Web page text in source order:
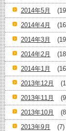
2014年5月
2014年4月
2014年3月
2014年2月
2014年1月
2013年12月
2013年11月
2013年10月
2013年9月
(7)